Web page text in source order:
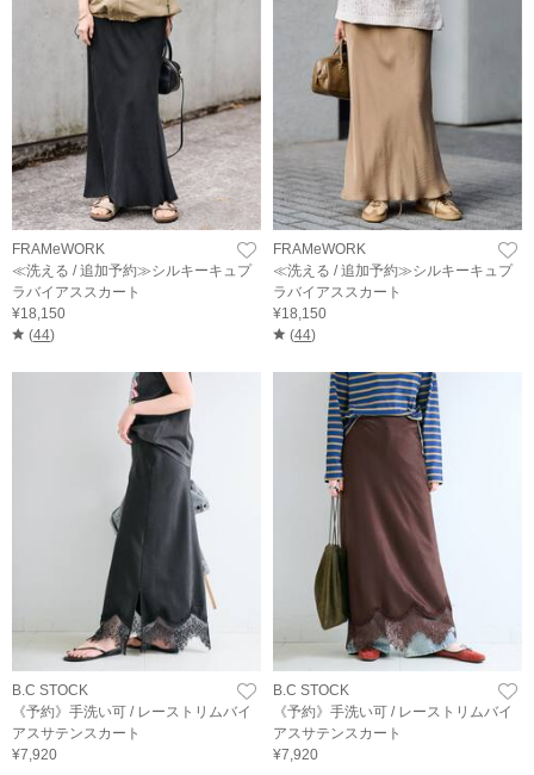
FRAMeWORK
≪洗える / 追加予約≫シルキーキュプ
ラバイアススカート
¥18,150
(44)
FRAMeWORK
≪洗える / 追加予約≫シルキーキュプ
ラバイアススカート
¥18,150
(44)
B.C STOCK
《予約》手洗い可 / レーストリムバイ
アスサテンスカート
¥7,920
B.C STOCK
《予約》手洗い可 / レーストリムバイ
アスサテンスカート
¥7,920